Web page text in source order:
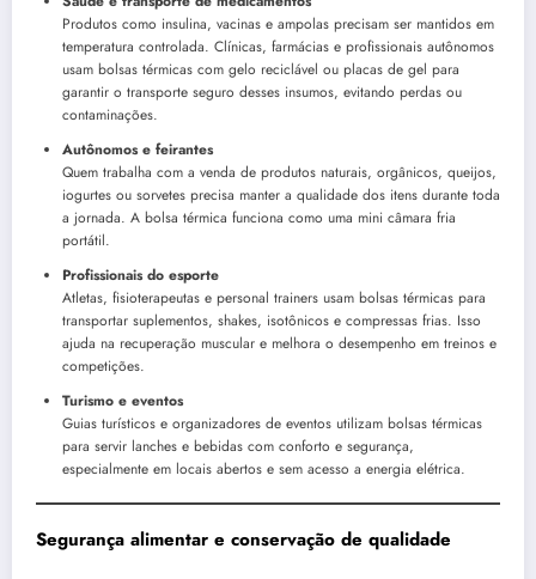
Produtos como insulina, vacinas e ampolas precisam ser mantidos em
temperatura controlada. Clínicas, farmácias e profissionais autônomos
usam bolsas térmicas com gelo reciclável ou placas de gel para
garantir o transporte seguro desses insumos, evitando perdas ou
contaminações.
Autônomos e feirantes
Quem trabalha com a venda de produtos naturais, orgânicos, queijos,
iogurtes ou sorvetes precisa manter a qualidade dos itens durante toda
a jornada. A bolsa térmica funciona como uma mini câmara fria
portátil.
Profissionais do esporte
Atletas, fisioterapeutas e personal trainers usam bolsas térmicas para
transportar suplementos, shakes, isotônicos e compressas frias. Isso
ajuda na recuperação muscular e melhora o desempenho em treinos e
competições.
Turismo e eventos
Guias turísticos e organizadores de eventos utilizam bolsas térmicas
para servir lanches e bebidas com conforto e segurança,
especialmente em locais abertos e sem acesso a energia elétrica.
Segurança alimentar e conservação de qualidade